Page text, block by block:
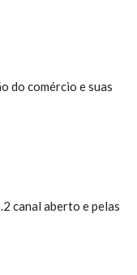
do comércio e suas
canal aberto e pelas